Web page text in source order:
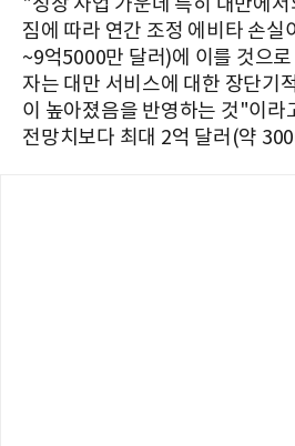
짐에 따라 연간 조정 에비타 손실
~9억5000만 달러)에 이를 것으
자는 대만 서비스에 대한 장단기
이 높아졌음을 반영하는 것"이라
전망치보다 최대 2억 달러(약